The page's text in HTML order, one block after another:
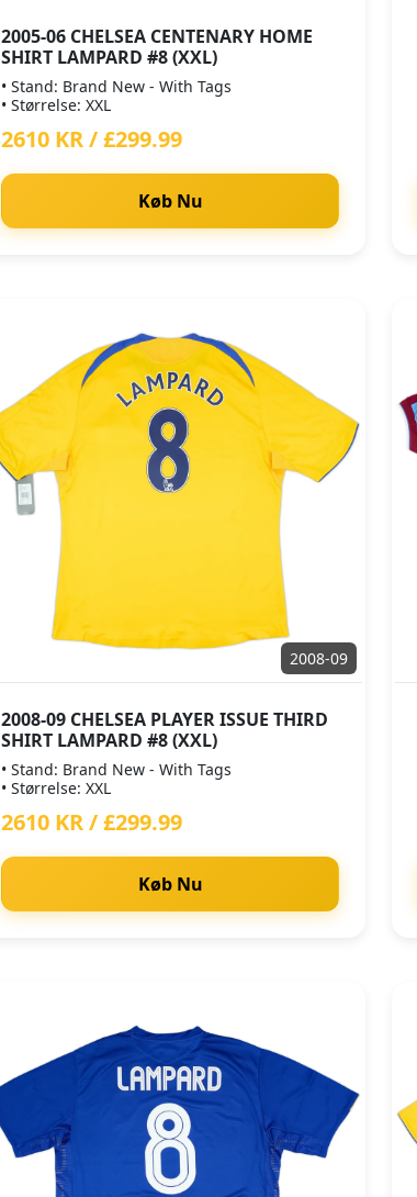
2005-06 CHELSEA CENTENARY HOME
SHIRT LAMPARD #8 (XXL)
• Stand: Brand New - With Tags
• Størrelse: XXL
2610 KR / £299.99
Køb Nu
2008-09
2008-09 CHELSEA PLAYER ISSUE THIRD
SHIRT LAMPARD #8 (XXL)
• Stand: Brand New - With Tags
• Størrelse: XXL
2610 KR / £299.99
Køb Nu